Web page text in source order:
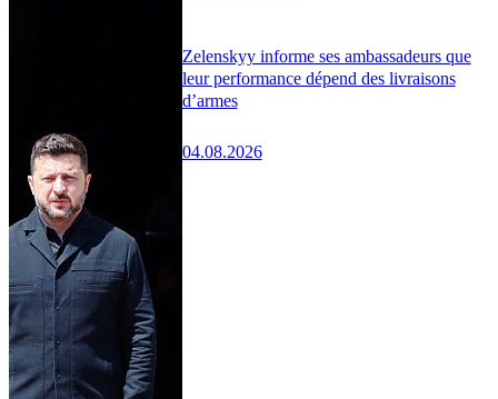
Zelenskyy informe ses ambassadeurs que
leur performance dépend des livraisons
d’armes
04.08.2026